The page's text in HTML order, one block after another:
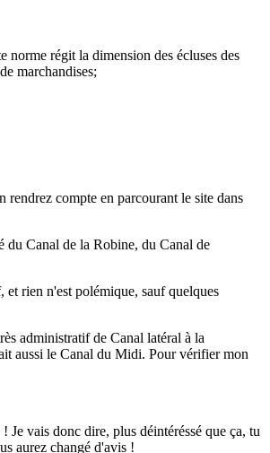
régit la dimension des écluses des
marchandises;
compte en parcourant le site dans
du Canal de la Robine, du Canal de
rien n'est polémique, sauf quelques
administratif de Canal latéral à la
aussi le Canal du Midi. Pour vérifier mon
Je vais donc dire, plus déintéréssé que ça, tu
aurez changé d'avis !